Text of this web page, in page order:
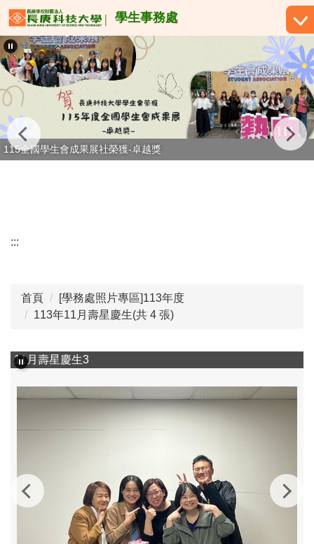
跳
到
主
要
內
容
學生事務處
115全國學生會成果展社榮獲-卓越獎
:::
首頁
[學務處照片專區]113年度
113年11月壽星慶生(共 4 張)
11月壽星慶生3